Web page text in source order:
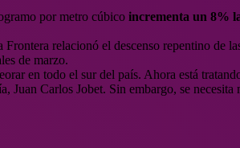
por metro cúbico incrementa un 8%
relacionó el descenso repentino de
de marzo.
en todo el sur del país. Ahora está
Carlos Jobet. Sin embargo, se